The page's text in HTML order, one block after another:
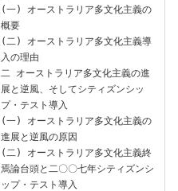
(一) オーストラリア多文化主義の
概要
(二) オーストラリア多文化主義導
入の理由
二 オーストラリア多文化主義の進
展と逆風、そしてシティズンシッ
プ・テスト導入
(一) オーストラリア多文化主義の
進展と逆風の原因
(二) オーストラリア多文化主義終
焉論台頭と二〇〇七年シティズンシ
ップ・テスト導入